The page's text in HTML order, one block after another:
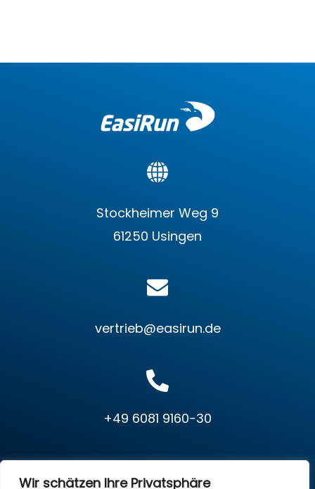
Wir schätzen Ihre Privatsphäre
Stockheimer Weg 9
61250 Usingen
vertrieb@easirun.de
+49 6081 9160-30